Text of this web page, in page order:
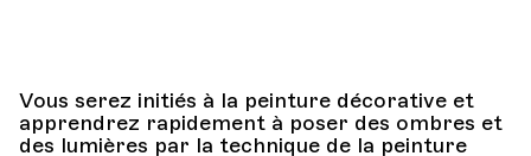
Vous serez initiés à la peinture décorative et
apprendrez rapidement à poser des ombres et
des lumières par la technique de la peinture